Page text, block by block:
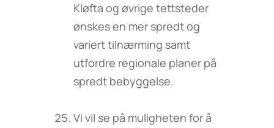
Kløfta og øvrige tettsteder
ønskes en mer spredt og
variert tilnærming samt
utfordre regionale planer på
spredt bebyggelse.
Vi vil se på muligheten for å